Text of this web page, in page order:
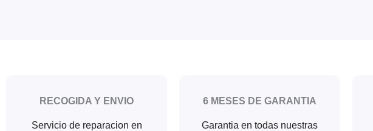
RECOGIDA Y ENVIO
Servicio de reparacion en
6 MESES DE GARANTIA
Garantia en todas nuestras